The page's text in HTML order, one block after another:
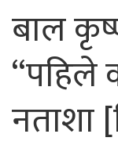
बाल
“पहिले
नताशा